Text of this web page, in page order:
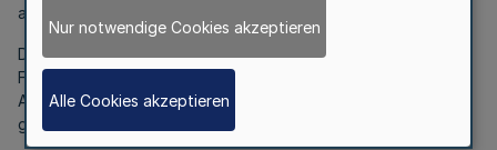
als förderschädlicher vorzeitiger Maßnahmebeginn.
Das eingesetzte Personal muss über eine nachgewiesene
Fachexpertise hinsichtlich der regionalen Wirtschafts- und
Arbeitsmarktstrukturen sowie über eine umfangreiche
gleichstellungspolitische Expertise verfügen.
Nur notwendige Cookies akzeptieren
Alle Cookies akzeptieren